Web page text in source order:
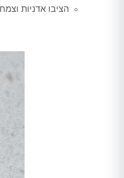
הציבו אדניות
ורד מועלם
הבעיה ולא ענו אחר
הגענו לערן לאחר
ספק שמדובר באיש
ומעלה, הגיע קודם כל
ורק לאחר מכן
מתאימה, לאחר מכן חזר
את העבודה, כבר אין
שמתרוצצות בחדר
חולדה שמחכה בחדר
הציל אותנו אין
תודה ערן, בטוחה
הבאה